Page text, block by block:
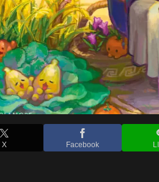
X Facebook